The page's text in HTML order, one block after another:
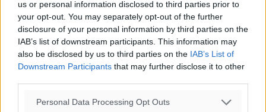
us or personal information disclosed to third parties prior to
your opt-out. You may separately opt-out of the further
disclosure of your personal information by third parties on the
IAB’s list of downstream participants. This information may
also be disclosed by us to third parties on the IAB’s List of
Downstream Participants that may further disclose it to other
Personal Data Processing Opt Outs
ΥΠΑΑΤ: 12,5 εκατ. ευρώ στις 13 Περιφέρειες για μέτρα
βιοασφάλειας
Τοπικές Ειδήσεις• πριν 5 ώρες
Ποιοι φοιτητές μπορούν να λάβουν ενίσχυση για
στέγη έως 2.500 ευρώ